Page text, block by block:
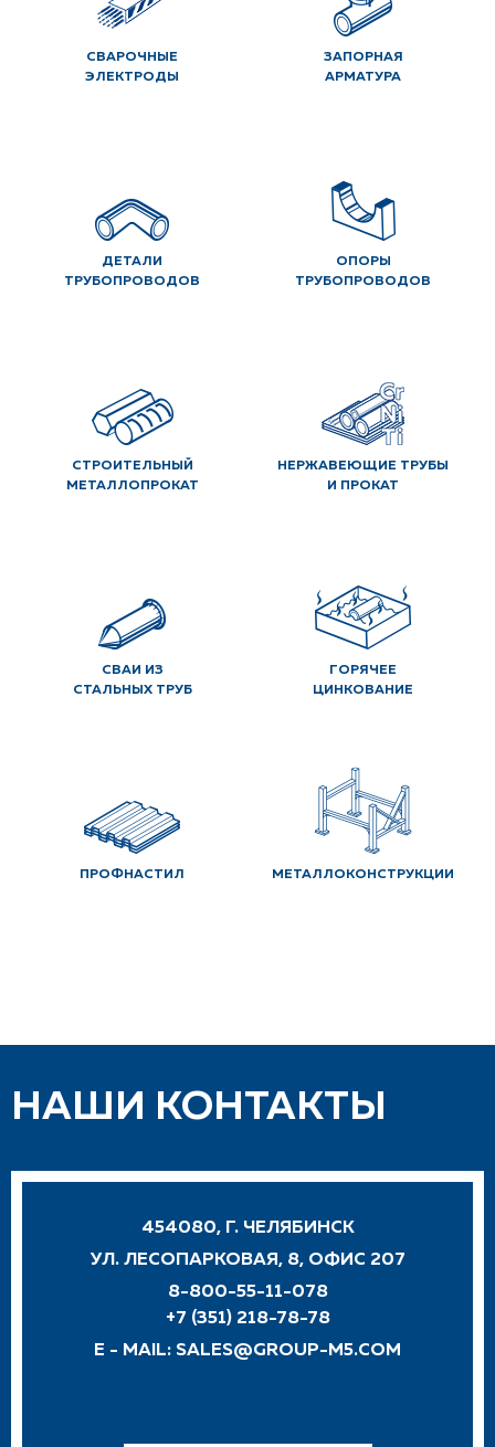
СВАРОЧНЫЕ
ЭЛЕКТРОДЫ
ЗАПОРНАЯ
АРМАТУРА
ДЕТАЛИ
ТРУБОПРОВОДОВ
ОПОРЫ
ТРУБОПРОВОДОВ
СТРОИТЕЛЬНЫЙ
МЕТАЛЛОПРОКАТ
НЕРЖАВЕЮЩИЕ ТРУБЫ
И ПРОКАТ
СВАИ ИЗ
СТАЛЬНЫХ ТРУБ
ГОРЯЧЕЕ
ЦИНКОВАНИЕ
ПРОФНАСТИЛ МЕТАЛЛОКОНСТРУКЦИИ
НАШИ КОНТАКТЫ
454080, Г. ЧЕЛЯБИНСК
УЛ. ЛЕСОПАРКОВАЯ, 8, ОФИС 207
8-800-55-11-078
+7 (351) 218-78-78
E - MAIL: SALES@GROUP-M5.COM